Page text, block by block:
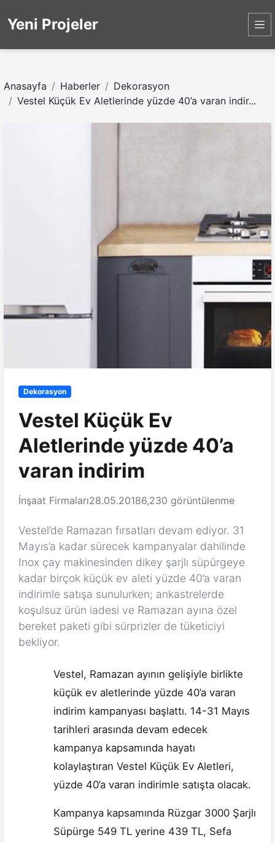
Yeni Projeler
Anasayfa Haberler
Dekorasyon
Vestel Küçük Ev Aletlerinde yüzde 40’a varan indir...
Dekorasyon
Vestel Küçük Ev
Aletlerinde yüzde 40’a
varan indirim
İnşaat Firmaları28.05.20186,230 görüntülenme
Vestel’de Ramazan fırsatları devam ediyor. 31
Mayıs’a kadar sürecek kampanyalar dahilinde
Inox çay makinesinden dikey şarjlı süpürgeye
kadar birçok küçük ev aleti yüzde 40’a varan
indirimle satışa sunulurken; ankastrelerde
koşulsuz ürün iadesi ve Ramazan ayına özel
bereket paketi gibi sürprizler de tüketiciyi
bekliyor.
Vestel, Ramazan ayının gelişiyle birlikte
küçük ev aletlerinde yüzde 40’a varan
indirim kampanyası başlattı. 14-31 Mayıs
tarihleri arasında devam edecek
kampanya kapsamında hayatı
kolaylaştıran Vestel Küçük Ev Aletleri,
yüzde 40’a varan indirimle satışta olacak.
Kampanya kapsamında Rüzgar 3000 Şarjlı
Süpürge 549 TL yerine 439 TL, Sefa